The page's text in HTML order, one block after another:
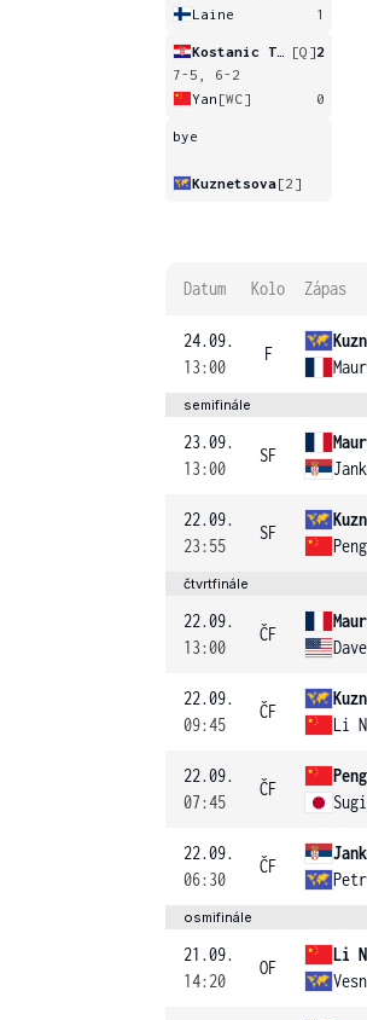
Laine
1
[Q]2
7-5, 6-2
Yan [WC] 0
bye
Kuznetsova[2]
Datum Kolo Zápas
24.09.
13:00
F
semifinále
23.09.
13:00
SF
22.09.
23:55
SF
čtvrtfinále
22.09.
13:00
ČF
22.09.
09:45
ČF
Li
22.09.
07:45
ČF
22.09.
06:30
ČF
osmifinále
21.09.
14:20
OF
Li